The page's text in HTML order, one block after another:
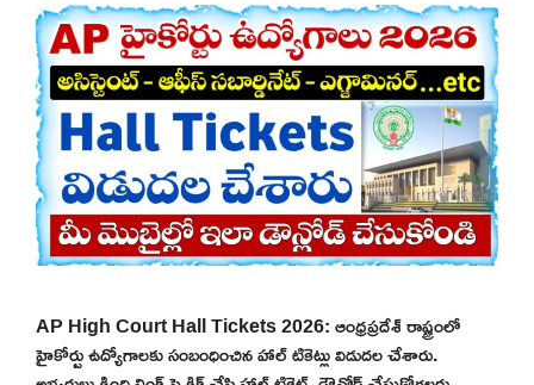
AP High Court Hall Tickets 2026: ఆంధ్రప్రదేశ్ రాష్ట్రంలో
హైకోర్టు ఉద్యోగాలకు సంబంధించిన హాల్ టికెట్లు విడుదల చేశారు.